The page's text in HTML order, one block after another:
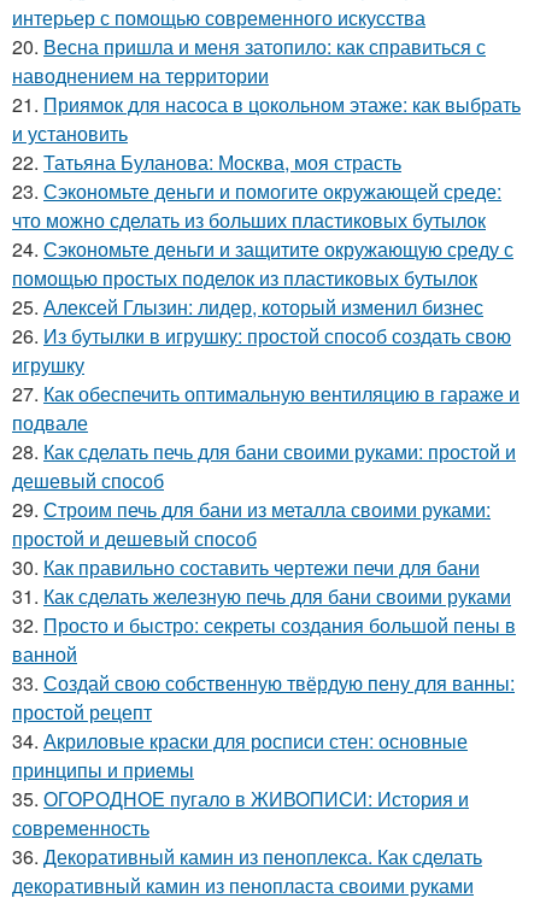
интерьер с помощью современного искусства
20. Весна пришла и меня затопило: как справиться с
наводнением на территории
21. Приямок для насоса в цокольном этаже: как выбрать
и установить
22. Татьяна Буланова: Москва, моя страсть
23. Сэкономьте деньги и помогите окружающей среде:
что можно сделать из больших пластиковых бутылок
24. Сэкономьте деньги и защитите окружающую среду с
помощью простых поделок из пластиковых бутылок
25. Алексей Глызин: лидер, который изменил бизнес
26. Из бутылки в игрушку: простой способ создать свою
игрушку
27. Как обеспечить оптимальную вентиляцию в гараже и
подвале
28. Как сделать печь для бани своими руками: простой и
дешевый способ
29. Строим печь для бани из металла своими руками:
простой и дешевый способ
30. Как правильно составить чертежи печи для бани
31. Как сделать железную печь для бани своими руками
32. Просто и быстро: секреты создания большой пены в
ванной
33. Создай свою собственную твёрдую пену для ванны:
простой рецепт
34. Акриловые краски для росписи стен: основные
принципы и приемы
35. ОГОРОДНОЕ пугало в ЖИВОПИСИ: История и
современность
36. Декоративный камин из пеноплекса. Как сделать
декоративный камин из пенопласта своими руками